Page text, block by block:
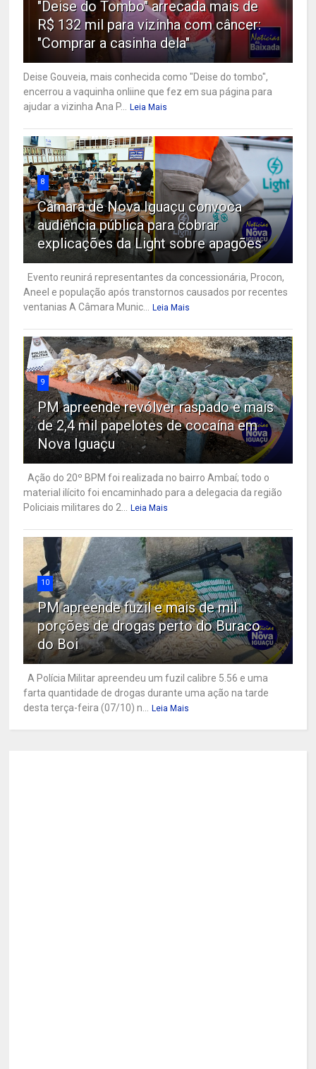
"Deise do Tombo" arrecada mais de
R$ 132 mil para vizinha com câncer:
"Comprar a casinha dela"
Deise Gouveia, mais conhecida como "Deise do tombo",
encerrou a vaquinha onliine que fez em sua página para
ajudar a vizinha Ana P... Leia Mais
8
Câmara de Nova Iguaçu convoca
audiência pública para cobrar
explicações da Light sobre apagões
Evento reunirá representantes da concessionária, Procon,
Aneel e população após transtornos causados por recentes
ventanias A Câmara Munic... Leia Mais
9
PM apreende revólver raspado e mais
de 2,4 mil papelotes de cocaína em
Nova Iguaçu
Ação do 20º BPM foi realizada no bairro Ambaí; todo o
material ilícito foi encaminhado para a delegacia da região
Policiais militares do 2... Leia Mais
10
PM apreende fuzil e mais de mil
porções de drogas perto do Buraco
do Boi
A Polícia Militar apreendeu um fuzil calibre 5.56 e uma
farta quantidade de drogas durante uma ação na tarde
desta terça-feira (07/10) n... Leia Mais